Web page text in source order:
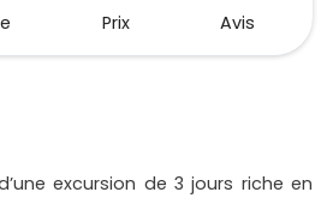
Prix Avis
excursion de 3 jours riche en